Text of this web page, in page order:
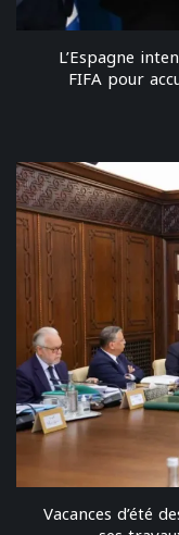
L’Espagne
FIFA pour
Vacances d’été